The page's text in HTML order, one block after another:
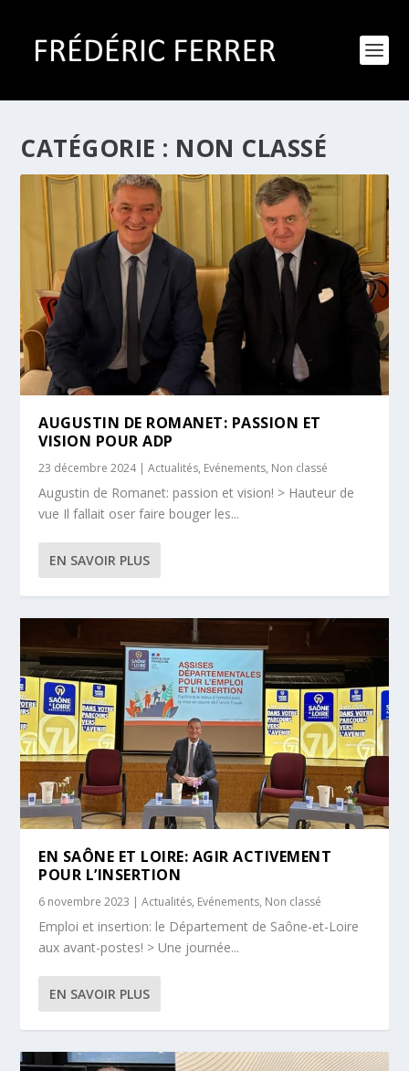
CATÉGORIE : NON CLASSÉ
AUGUSTIN DE ROMANET: PASSION ET
VISION POUR ADP
23 décembre 2024|Actualités, Evénements, Non classé
Augustin de Romanet: passion et vision! > Hauteur de
vue Il fallait oser faire bouger les...
EN SAVOIR PLUS
EN SAÔNE ET LOIRE: AGIR ACTIVEMENT
POUR L’INSERTION
6 novembre 2023 |Actualités, Evénements, Non classé
Emploi et insertion: le Département de Saône-et-Loire
aux avant-postes! > Une journée...
EN SAVOIR PLUS